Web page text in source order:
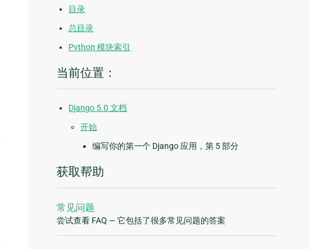
目录
总目录
Python 模块索引
当前位置：
Django 5.0 文档
开始
编写你的第一个 Django 应用，第 5 部分
获取帮助
常见问题
尝试查看 FAQ — 它包括了很多常见问题的答案